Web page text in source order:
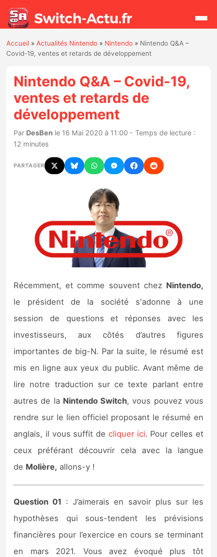
Rechercher
Actualités
Jeux
Hardware
Mises à jour
Chiffres de ventes
Nintendo Direct
Tests et previews
Tests de jeux
Tests d’accessoires
Autres tests
Previews
Précommandes
Précommandes jeux Switch 2
Sorties de jeux
Bons plans
Guides
Accueil »Actualités Nintendo » Nintendo » Nintendo Q&A –
Covid-19, ventes et retards de développement
Nintendo Q&A – Covid-19,
ventes et retards de
développement
Par DesBen le 16 Mai 2020 à 11:00 - Temps de lecture :
12 minutes
PARTAGER
Récemment, et comme souvent chez Nintendo,
le président de la société s'adonne à une
session de questions et réponses avec les
investisseurs, aux côtés d’autres figures
importantes de big-N. Par la suite, le résumé est
mis en ligne aux yeux du public. Avant même de
lire notre traduction sur ce texte parlant entre
autres de la Nintendo Switch, vous pouvez vous
rendre sur le lien officiel proposant le résumé en
anglais, il vous suffit de cliquer ici. Pour celles et
ceux préférant découvrir cela avec la langue
de Molière, allons-y !
Question 01 : J’aimerais en savoir plus sur les
hypothèses qui sous-tendent les prévisions
financières pour l’exercice en cours se terminant
en mars 2021. Vous avez évoqué plus tôt